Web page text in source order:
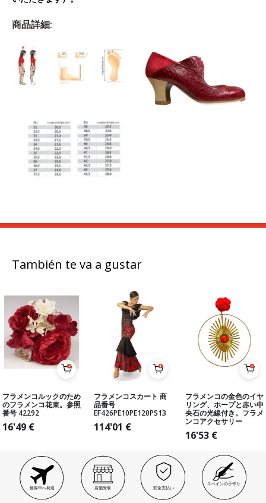
商品詳細:
También te va a gustar
フラメンコルックのため
のフラメンコ花束。参照
番号 42292
16'49 €
フラメンコスカート 商
品番号
EF426PE10PE120PS13
114'01 €
フラメンコの金色のイヤ
リング、ホープと赤い中
央石の光線付き。フラメ
ンコアクセサリー
16'53 €
世界中へ発送 店舗受取 安全支払い
スペインの手作り